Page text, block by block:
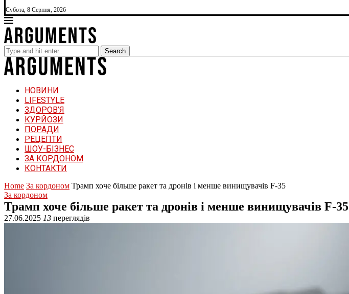
Субота, 8 Серпня, 2026
Search
НОВИНИ
LIFESTYLE
ЗДОРОВ’Я
КУРЙОЗИ
ПОРАДИ
РЕЦЕПТИ
ШОУ-БІЗНЕС
ЗА КОРДОНОМ
КОНТАКТИ
Home За кордоном Трамп хоче більше ракет та дронів і менше винищувачів F-35
За кордоном
Трамп хоче більше ракет та дронів і менше винищувачів F-35
27.06.2025 13 переглядів